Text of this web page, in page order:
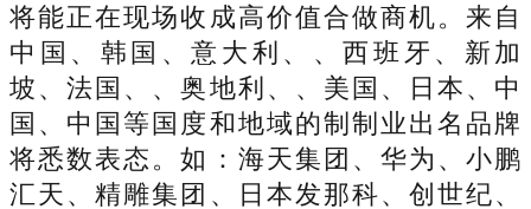
将能正在现场收成高价值合做商机。来自
中国、韩国、意大利、、西班牙、新加
坡、法国、、奥地利、、美国、日本、中
国、中国等国度和地域的制制业出名品牌
将悉数表态。如：海天集团、华为、小鹏
汇天、精雕集团、日本发那科、创世纪、